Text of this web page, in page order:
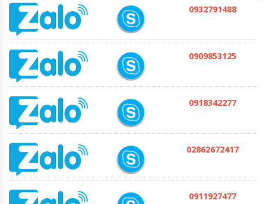
0932791488
0909853125
0918342277
02862672417
0911927477